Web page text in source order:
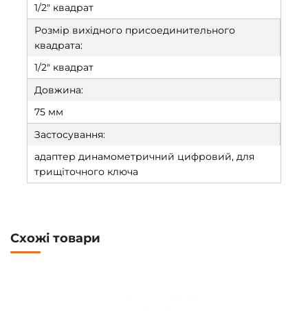
1/2" квадрат
Розмір вихідного присоединительного
квадрата:
1/2" квадрат
Довжина:
75 мм
Застосування:
адаптер динамометричний цифровий, для
трищіточного ключа
Схожі товари